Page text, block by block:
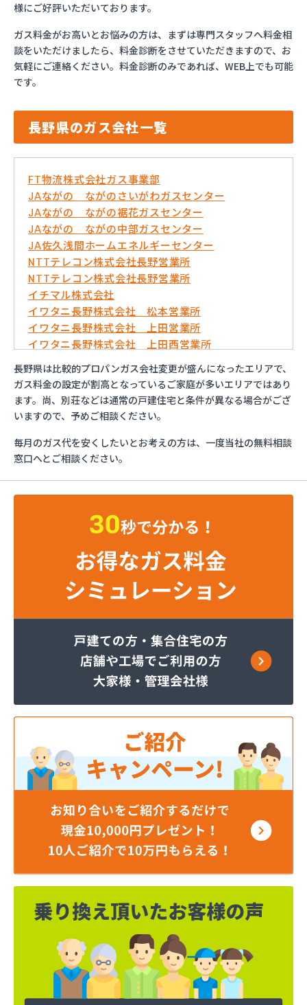
様にご好評いただいております。
ガス料金がお高いとお悩みの方は、まずは専門スタッフへ料金相
談をいただけましたら、料金診断をさせていただきますので、お
気軽にご連絡ください。料金診断のみであれば、WEB上でも可能
です。
長野県のガス会社一覧
FT物流株式会社ガス事業部
JAながの ながのさいがわガスセンター
JAながの ながの裾花ガスセンター
JAながの ながの中部ガスセンター
JA佐久浅間ホームエネルギーセンター
NTTテレコン株式会社長野営業所
NTTテレコン株式会社長野営業所
イチマル株式会社
イワタニ長野株式会社 松本営業所
イワタニ長野株式会社 上田営業所
イワタニ長野株式会社 上田西営業所
イワタニ長野株式会社 佐久営業所
イワタニ長野株式会社 長野営業所
エッソ・ガスセンター長野
ガスネット佐久
サンリン株式会社
サンリン株式会社 松本オートガススタンド
サンリン株式会社 長野南支店
サンリン株式会社 松本支店
ミヤバラガス株式会社
伊丹産業株式会社 長野工場
伊丹産業株式会社 千曲営業所
一之瀬電器瓦斯サービス
岡谷酸素株式会社 佐久営業所
岡谷酸素株式会社 松本営業所
岡谷酸素株式会社 長野営業所
貝印石油株式会社 長野支店
株式会社エナジー内山
株式会社カワネン 本社・ガス事業部
株式会社クレックス 長野営業所
株式会社サイサン 佐久営業所
株式会社サイサン 千曲営業所
株式会社サイサン 長野支店
株式会社サイサン 東御営業所
株式会社セリタ
株式会社セリタ 上田営業所
株式会社タカサワ長野営業所LPG
株式会社ホームエネルギー長野 長野センター
株式会社リビック長野
株式会社叶屋
株式会社高木屋プロパン部
株式会社森田
長野県は比較的プロパンガス会社変更が盛んになったエリアで、
ガス料金の設定が割高となっているご家庭が多いエリアではあり
ます。尚、別荘などは通常の戸建住宅と条件が異なる場合がござ
いますので、予めご相談ください。
毎月のガス代を安くしたいとお考えの方は、一度当社の無料相談
窓口へとご相談ください。